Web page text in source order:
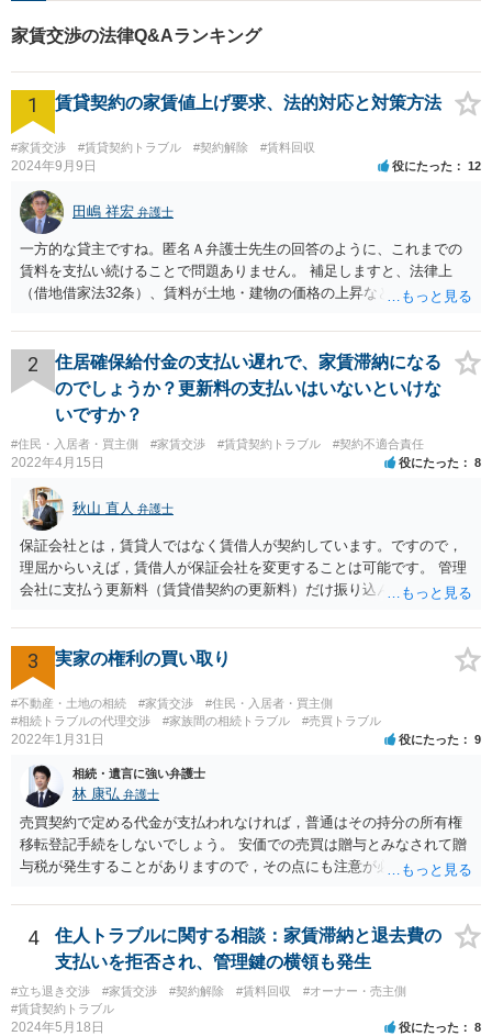
す。ぜひ、お気軽にご相談く
ださい。
家賃交渉の法律Q&Aランキング
1 賃貸契約の家賃値上げ要求、法的対応と対策方法
#家賃交渉 #賃貸契約トラブル #契約解除 #賃料回収
2024年9月9日 役にたった 12
田嶋 祥宏 弁護士
一方的な貸主ですね。匿名Ａ弁護士先生の回答のように、これまでの
賃料を支払い続けることで問題ありません。 補足しますと、法律上
（借地借家法32条）、賃料が土地・建物の価格の上昇などの経済事情
は、「契約条件にかかわらず」、当事者は賃料の増減を請求できる、
とされています。 「不相当」かどうかは、貸主から、近隣相場の上昇
を示す同種賃貸物件の根拠資料などを提示してもらわないと判断でき
ませんよね。ご相談者様のケースでは、こうした資料が示されていな
いと思われることと、１０％が相当がどうかが分からないので、「不
相当」という判断ができないから賃料増額には応じないという主張が
できます。 なお、賃貸借契約書には「家賃の変更は貸主・借主間の合
意の上で行う」という特約があるとのことですが、最高裁判例（S56.
4.20）では、このような特約があっても協議を経ない増額請求も有効
とされているため（本当に賃料が不相当であれば特約に拘束されるの
は不合理だからという考え方です。「契約条件にかかわらず」とはそ
ういう意味です。）、契約違反だから増額には応じないという理論で
はなく、上記のとおり、「不相当」かどうかが判断できないから、と
合、増額を正当とする判決が確定するまでは相当な賃料（※現在の賃
料）を支払えば足りる、とされています。 もし、貸主が「現在の賃料
なら受け取らない」などと言った場合は、最寄りの法務局に現在の賃
料を供託してください。賃料を支払わないと契約が解除される可能性
がありますので、注意が必要です。
2
住居確保給付金の支払い遅れで、家賃滞納になる
のでしょうか？更新料の支払いはいないといけな
いですか？
#住民・入居者・買主側 #家賃交渉 #賃貸契約トラブル #契約不適合責任
2022年4月15日 役にたった 8
秋山 直人 弁護士
保証会社とは，賃貸人ではなく賃借人が契約しています。ですので，
理屈からいえば，賃借人が保証会社を変更することは可能です。 管理
会社に支払う更新料（賃貸借契約の更新料）だけ振り込んで，保証会
ば，その保証会社との契約は更新されません。 ただ，賃貸人との賃貸
借契約書上で，賃貸借契約期間中，保証会社との保証契約をする義務
が規定されている場合があり，「賃貸人指定の」保証会社との契約が
義務付けられている場合もあり得ます。この場合には，賃貸人指定以
外の保証会社とは契約できないことになります。そのような縛りがな
ければ，別の保証会社との契約に変更できる可能性もあります。 まず
は賃貸借契約書の規定を確認する必要があります。
3 実家の権利の買い取り
#不動産・土地の相続 #家賃交渉
#住民・入居者・買主側
#相続トラブルの代理交渉
#家族間の相続トラブル #売買トラブル
2022年1月31日 役にたった 9
相続・遺言に強い弁護士
林 康弘 弁護士
売買契約で定める代金が支払われなければ，普通はその持分の所有権
移転登記手続をしないでしょう。 安価での売買は贈与とみなされて贈
与税が発生することがありますので，その点にも注意が必要です。 い
まれることをおすすめします。
4
住人トラブルに関する相談：家賃滞納と退去費の
支払いを拒否され、管理鍵の横領も発生
#立ち退き交渉 #家賃交渉 #契約解除 #賃料回収
#オーナー・売主側
#賃貸契約トラブル
2024年5月18日 役にたった 8